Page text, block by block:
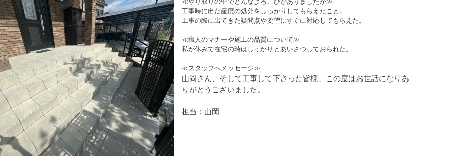
工事時に出た産廃の処分をしっかりしてもらえたこと。
工事の際に出てきた疑問点や要望にすぐに対応してもらえた。
≪職人のマナーや施工の品質について≫
私が休みで在宅の時はしっかりとあいさつしておられた。
≪スタッフへメッセージ≫
山岡さん、そして工事して下さった皆様、この度はお世話になりあ
りがとうございました。
担当：山岡